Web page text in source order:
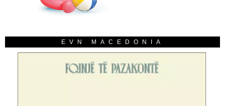
EVN MACEDONIA